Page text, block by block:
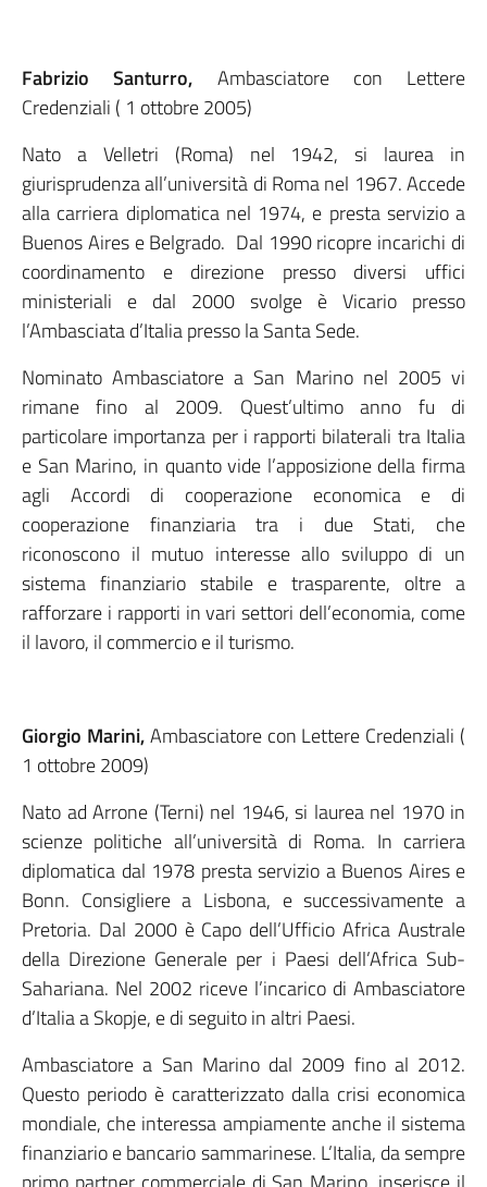
Fabrizio Santurro, Ambasciatore con Lettere
Credenziali ( 1 ottobre 2005)
Nato a Velletri (Roma) nel 1942, si laurea in
giurisprudenza all’università di Roma nel 1967. Accede
alla carriera diplomatica nel 1974, e presta servizio a
Buenos Aires e Belgrado. Dal 1990 ricopre incarichi di
coordinamento e direzione presso diversi uffici
ministeriali e dal 2000 svolge è Vicario presso
l’Ambasciata d’Italia presso la Santa Sede.
Nominato Ambasciatore a San Marino nel 2005 vi
rimane fino al 2009. Quest’ultimo anno fu di
particolare importanza per i rapporti bilaterali tra Italia
e San Marino, in quanto vide l’apposizione della firma
agli Accordi di cooperazione economica e di
cooperazione finanziaria tra i due Stati, che
riconoscono il mutuo interesse allo sviluppo di un
sistema finanziario stabile e trasparente, oltre a
rafforzare i rapporti in vari settori dell’economia, come
il lavoro, il commercio e il turismo.
Giorgio Marini,Ambasciatore con Lettere Credenziali (
1 ottobre 2009)
Nato ad Arrone (Terni) nel 1946, si laurea nel 1970 in
scienze politiche all’università di Roma. In carriera
diplomatica dal 1978 presta servizio a Buenos Aires e
Bonn. Consigliere a Lisbona, e successivamente a
Pretoria. Dal 2000 è Capo dell’Ufficio Africa Australe
della Direzione Generale per i Paesi dell’Africa Sub-
Sahariana. Nel 2002 riceve l’incarico di Ambasciatore
d’Italia a Skopje, e di seguito in altri Paesi.
Ambasciatore a San Marino dal 2009 fino al 2012.
Questo periodo è caratterizzato dalla crisi economica
mondiale, che interessa ampiamente anche il sistema
finanziario e bancario sammarinese. L’Italia, da sempre